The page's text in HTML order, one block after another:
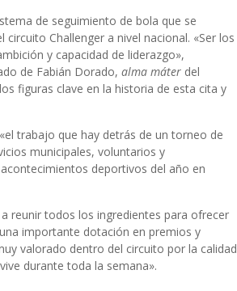
de seguimiento de bola que se
Challenger a nivel nacional. «Ser los
y capacidad de liderazgo»,
de Fabián Dorado, alma máter del
figuras clave en la historia de esta cita y
trabajo que hay detrás de un torneo de
municipales, voluntarios y
deportivos del año en
reunir todos los ingredientes para ofrecer
importante dotación en premios y
valorado dentro del circuito por la calidad
durante toda la semana».